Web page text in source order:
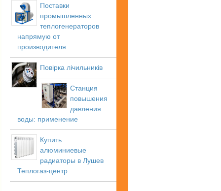
Поставки
промышленных
теплогенераторов
напрямую от
производителя
Повірка лічильників
Станция
повышения
давления
воды: применение
Купить
алюминиевые
радиаторы в Лушев
Теплогаз-центр